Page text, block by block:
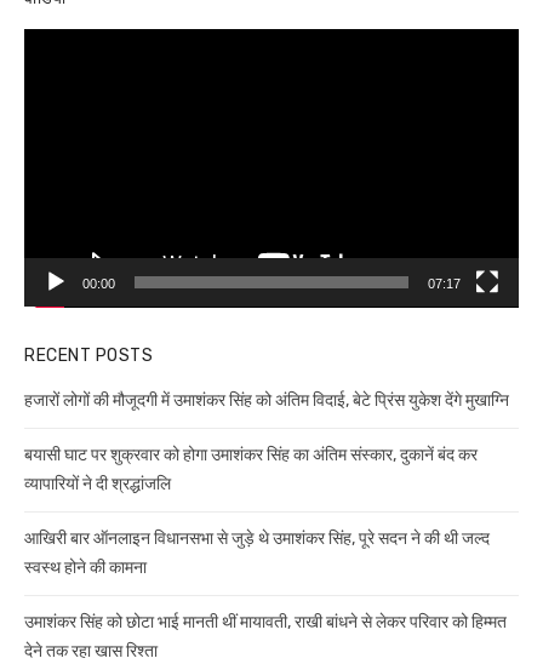
00:00 07:17
RECENT POSTS
हजारों लोगों की मौजूदगी में उमाशंकर सिंह को अंतिम विदाई, बेटे प्रिंस युकेश देंगे मुखाग्नि
बयासी घाट पर शुक्रवार को होगा उमाशंकर सिंह का अंतिम संस्कार, दुकानें बंद कर
व्यापारियों ने दी श्रद्धांजलि
आखिरी बार ऑनलाइन विधानसभा से जुड़े थे उमाशंकर सिंह, पूरे सदन ने की थी जल्द
स्वस्थ होने की कामना
उमाशंकर सिंह को छोटा भाई मानती थीं मायावती, राखी बांधने से लेकर परिवार को हिम्मत
देने तक रहा खास रिश्ता